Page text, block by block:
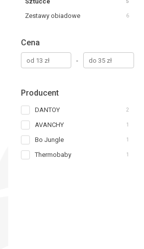
Zestawy obiadowe 6
Cena
-
Producent
DANTOY 2
AVANCHY 1
Bo Jungle 1
Thermobaby 1